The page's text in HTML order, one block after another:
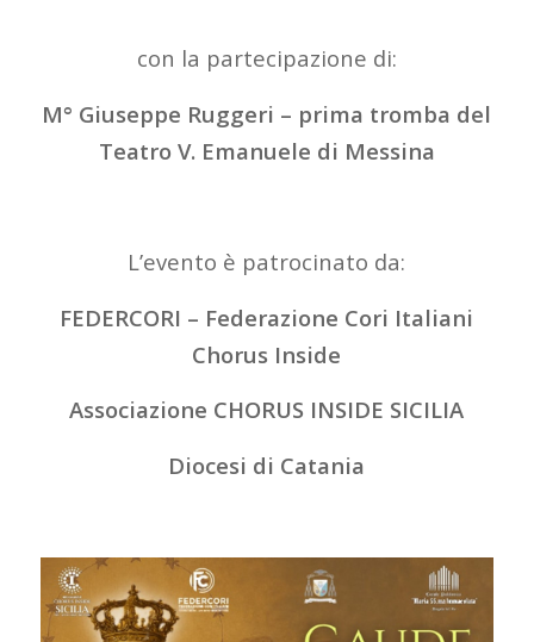
con la partecipazione di:
M° Giuseppe Ruggeri – prima tromba del
Teatro V. Emanuele di Messina
L’evento è patrocinato da:
FEDERCORI – Federazione Cori Italiani
Chorus Inside
Associazione CHORUS INSIDE SICILIA
Diocesi di Catania